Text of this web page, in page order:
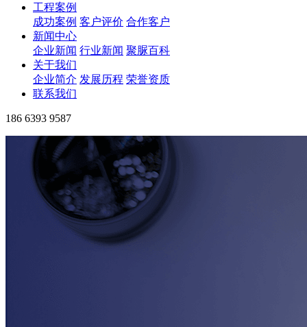
工程案例
成功案例 客户评价 合作客户
新闻中心
企业新闻 行业新闻 聚脲百科
关于我们
企业简介 发展历程 荣誉资质
联系我们
186 6393 9587